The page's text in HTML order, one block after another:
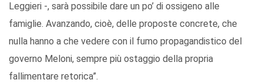
Leggieri -, sarà possibile dare un po’ di ossigeno alle
famiglie. Avanzando, cioè, delle proposte concrete, che
nulla hanno a che vedere con il fumo propagandistico del
governo Meloni, sempre più ostaggio della propria
fallimentare retorica”.